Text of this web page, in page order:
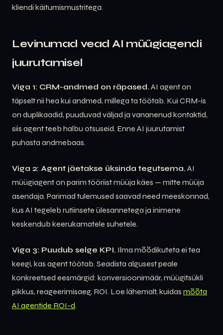
kliendi käitumismustritega.
Levinumad vead AI müügiagendi
juurutamisel
Viga 1: CRM-andmed on räpased. AI agent on
täpselt nii hea kui andmed, millega ta töötab. Kui CRM-is
on duplikaadid, puuduvad väljad ja vananenud kontaktid,
siis agent teeb halbu otsuseid. Enne AI juurutamist
puhasta andmebaas.
Viga 2: Agent jäetakse üksinda tegutsema. AI
müügiagent on parim tööriist müüja käes — mitte müüja
asendaja. Parimad tulemused saavad need meeskonnad,
kus AI tegeleb rutiinsete ülesannetega ja inimene
keskendub keerukamatele suhetele.
Viga 3: Puudub selge KPI. Ilma mõõdikuteta ei tea
keegi, kas agent töötab. Seadista algusest peale
konkreetsed eesmärgid: konversioonimäär, müügitsükli
pikkus, reageerimisaeg, ROI. Loe lähemalt, kuidas mõõta
AI agentide ROI-d.